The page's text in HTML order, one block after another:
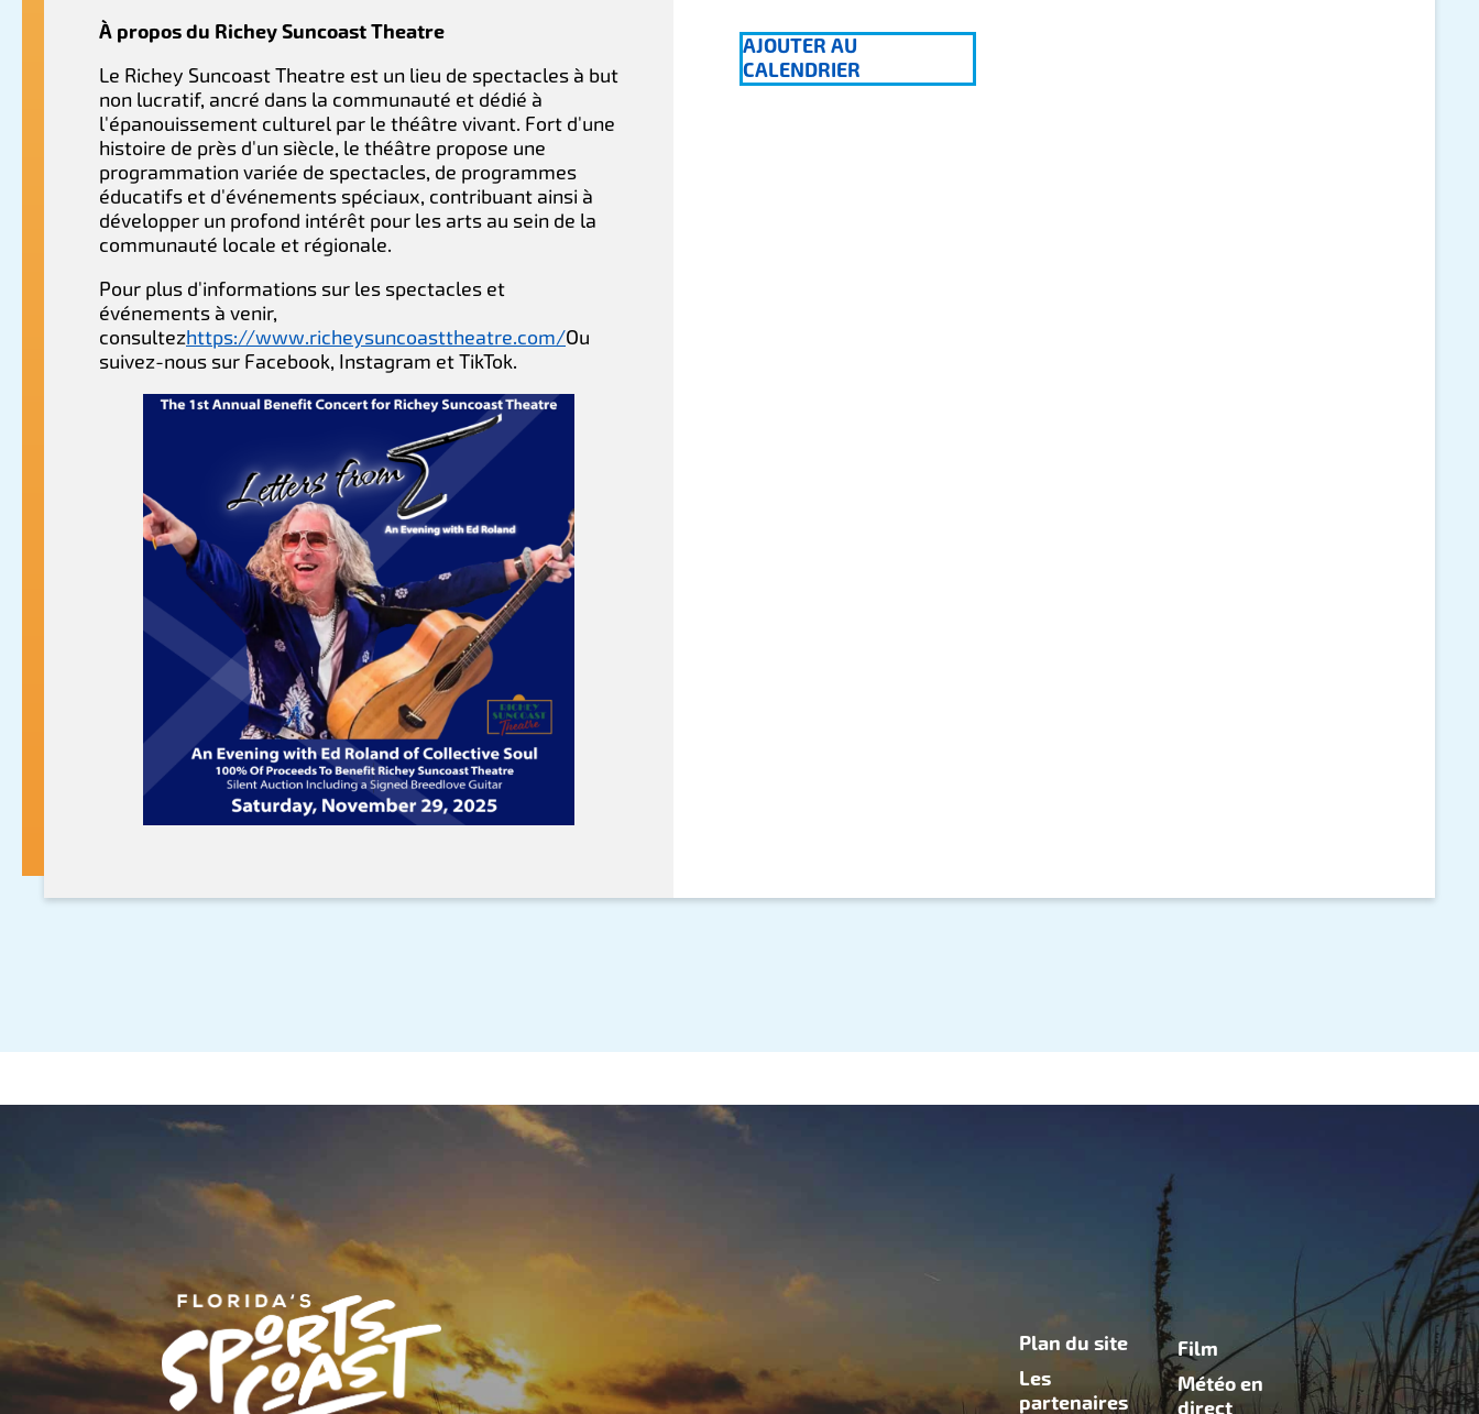
À propos du Richey Suncoast Theatre
Le Richey Suncoast Theatre est un lieu de spectacles à but
non lucratif, ancré dans la communauté et dédié à
l'épanouissement culturel par le théâtre vivant. Fort d'une
histoire de près d'un siècle, le théâtre propose une
programmation variée de spectacles, de programmes
éducatifs et d'événements spéciaux, contribuant ainsi à
développer un profond intérêt pour les arts au sein de la
communauté locale et régionale.
Pour plus d'informations sur les spectacles et
événements à venir,
consultezhttps://www.richeysuncoasttheatre.com/Ou
suivez-nous sur Facebook, Instagram et TikTok.
AJOUTER AU
CALENDRIER
Plan du site
Les
partenaires
Film
Météo en
direct